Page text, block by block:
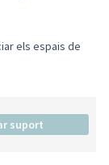
els espais de
suport